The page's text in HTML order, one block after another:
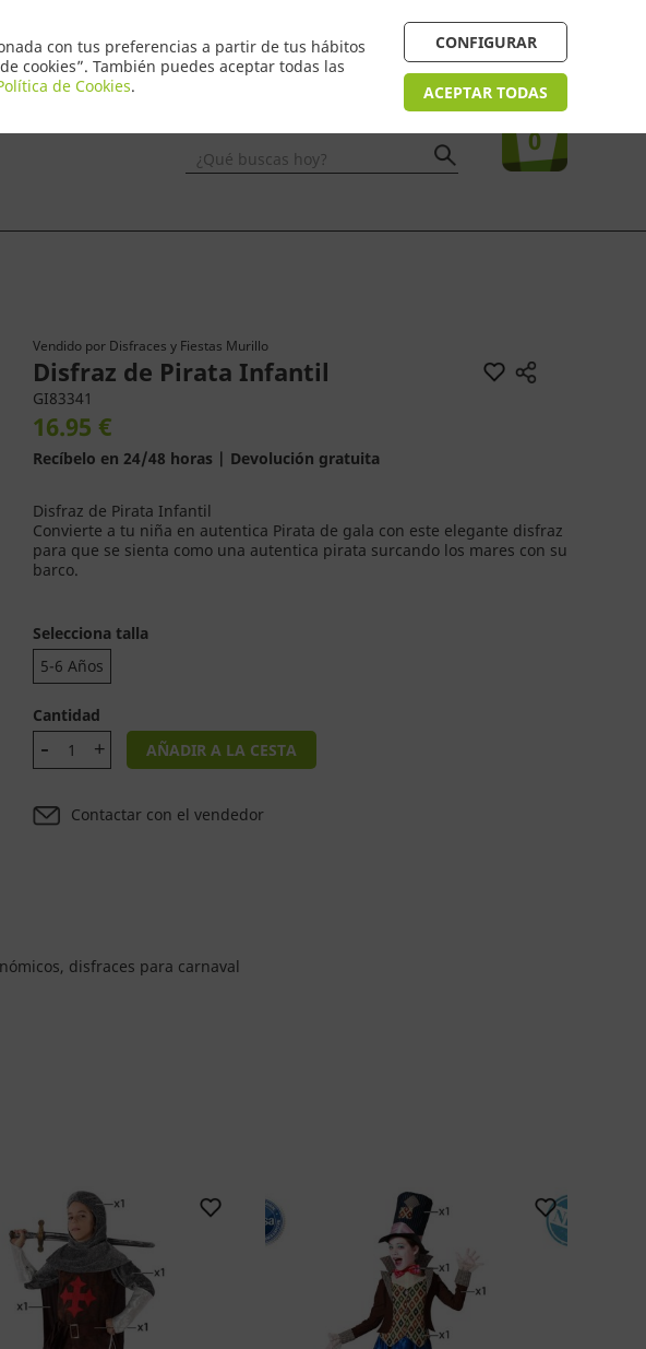
con tus preferencias a partir de tus hábitos
cookies”. También puedes aceptar todas las
de Cookies.
CONFIGURAR
ACEPTAR TODAS
¿Necesitas ayuda? FAQ
Tu compra
0
¿Qué buscas hoy?
Vendido por Disfraces y Fiestas Murillo
Disfraz de Pirata Infantil
GI83341
16.95 €
Recíbelo en 24/48 horas | Devolución gratuita
Disfraz de Pirata Infantil
Convierte a tu niña en autentica Pirata de gala con este elegante disfraz
para que se sienta como una autentica pirata surcando los mares con su
barco.
Selecciona talla
5-6 Años
Cantidad
AÑADIR A LA CESTA
Contactar con el vendedor
disfraces para carnaval